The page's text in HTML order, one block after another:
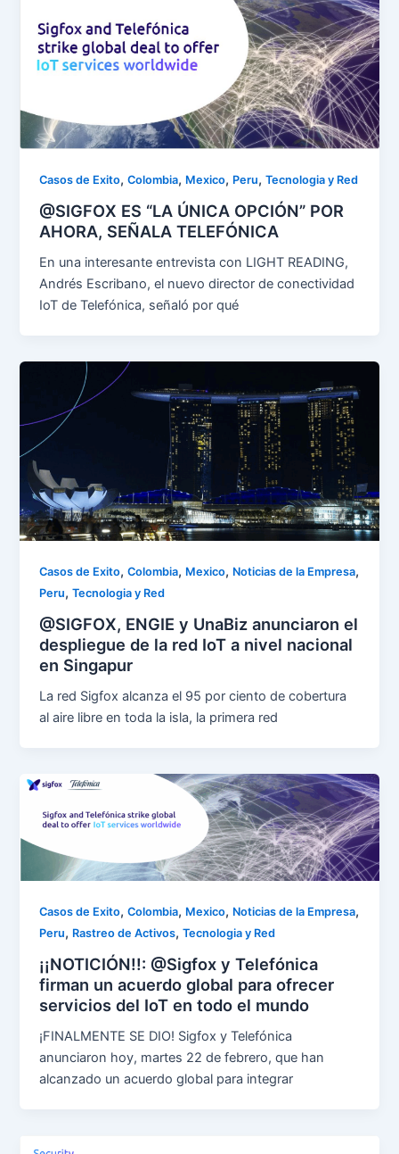
Casos de Exito,Colombia, Mexico, Peru,Tecnologia y Red
@SIGFOX ES “LA ÚNICA OPCIÓN” POR
AHORA, SEÑALA TELEFÓNICA
En una interesante entrevista con LIGHT READING,
Andrés Escribano, el nuevo director de conectividad
IoT de Telefónica, señaló por qué
Casos de Exito,Colombia, Mexico, Noticias de la Empresa,
Peru,Tecnologia y Red
@SIGFOX, ENGIE y UnaBiz anunciaron el
despliegue de la red IoT a nivel nacional
en Singapur
La red Sigfox alcanza el 95 por ciento de cobertura
al aire libre en toda la isla, la primera red
Casos de Exito,Colombia, Mexico, Noticias de la Empresa,
Peru, Rastreo de Activos,Tecnologia y Red
¡¡NOTICIÓN!!: @Sigfox y Telefónica
firman un acuerdo global para ofrecer
servicios del IoT en todo el mundo
¡FINALMENTE SE DIO! Sigfox y Telefónica
anunciaron hoy, martes 22 de febrero, que han
alcanzado un acuerdo global para integrar